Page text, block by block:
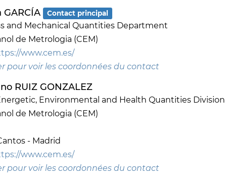
Contact principal
and Mechanical Quantities Department
de Metrologia (CEM)
www.cem.es/
pour voir les coordonnées du contact
RUIZ GONZALEZ
Environmental and Health Quantities Division
de Metrologia (CEM)
- Madrid
www.cem.es/
pour voir les coordonnées du contact